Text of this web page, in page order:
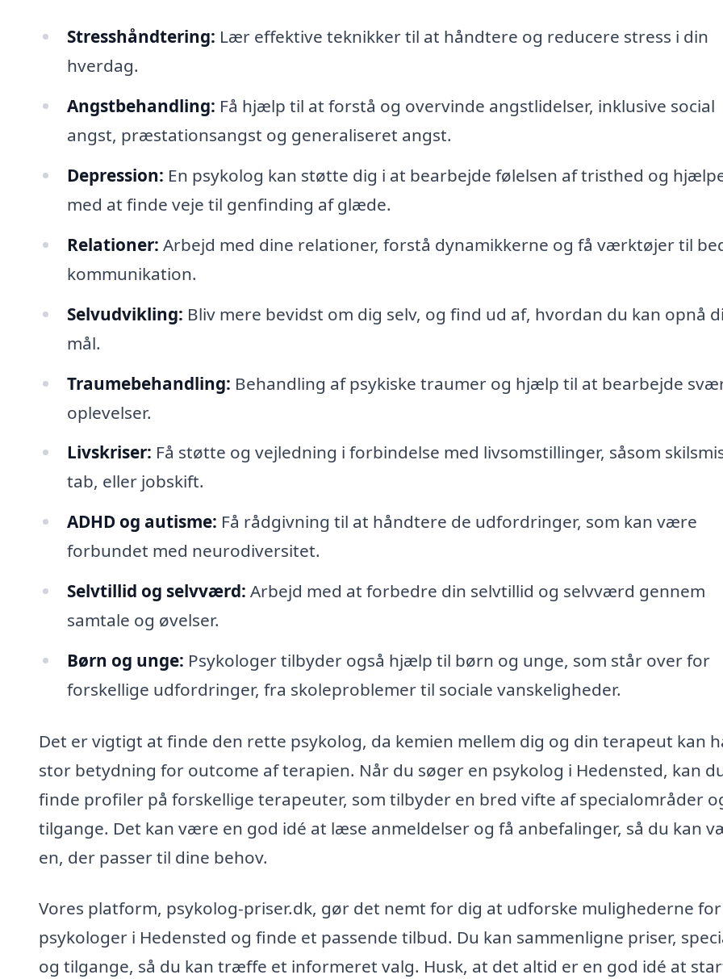
Stresshåndtering: Lær effektive teknikker til at håndtere og reducere stress i din
hverdag.
Angstbehandling: Få hjælp til at forstå og overvinde angstlidelser, inklusive social
angst, præstationsangst og generaliseret angst.
Depression: En psykolog kan støtte dig i at bearbejde følelsen af tristhed og
med at finde veje til genfinding af glæde.
Relationer: Arbejd med dine relationer, forstå dynamikkerne og få værktøjer til
kommunikation.
Selvudvikling: Bliv mere bevidst om dig selv, og find ud af, hvordan du kan opnå
mål.
Traumebehandling: Behandling af psykiske traumer og hjælp til at bearbejde
oplevelser.
Livskriser: Få støtte og vejledning i forbindelse med livsomstillinger, såsom
tab, eller jobskift.
ADHD og autisme: Få rådgivning til at håndtere de udfordringer, som kan være
forbundet med neurodiversitet.
Selvtillid og selvværd: Arbejd med at forbedre din selvtillid og selvværd gennem
samtale og øvelser.
Børn og unge: Psykologer tilbyder også hjælp til børn og unge, som står over for
forskellige udfordringer, fra skoleproblemer til sociale vanskeligheder.
Det er vigtigt at finde den rette psykolog, da kemien mellem dig og din terapeut kan
stor betydning for outcome af terapien. Når du søger en psykolog i Hedensted, kan
finde profiler på forskellige terapeuter, som tilbyder en bred vifte af specialområder
tilgange. Det kan være en god idé at læse anmeldelser og få anbefalinger, så du kan
en, der passer til dine behov.
Vores platform, psykolog-priser.dk, gør det nemt for dig at udforske mulighederne for
psykologer i Hedensted og finde et passende tilbud. Du kan sammenligne priser,
og tilgange, så du kan træffe et informeret valg. Husk, at det altid er en god idé at